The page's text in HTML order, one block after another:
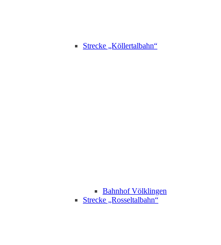
Strecke „Köllertalbahn“
Bahnhof Völklingen
Strecke „Rosseltalbahn“